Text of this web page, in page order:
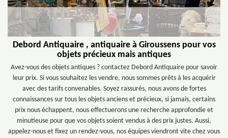
Debord Antiquaire , antiquaire à Giroussens pour vos
objets précieux mais antiques
Avez-vous des objets antiques ? contactez Debord Antiquaire pour savoir
leur prix. Si vous souhaitez les vendre, nous sommes prêts à les acquérir
avec des tarifs convenables. Soyez rassurés, nous avons de fortes
connaissances sur tous les objets anciens et précieux, si jamais, certains
prix nous échappent, nous effectuerons une recherche approfondie et
minutieuse pour que vos objets soient vendus à des prix justes. Aussi,
appelez-nous et fixez un rendez-vous, nos équipes viendront vite chez vous